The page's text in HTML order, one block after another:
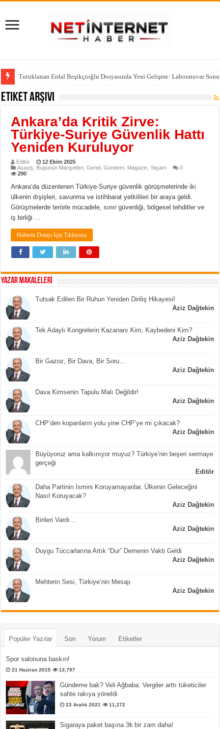
Tutuklanan Erdal Beşikçioğlu Dosyasında Yeni Gelişme: Laboratuvar
Etiket Arşivi
Ankara’da Kritik Zirve:
Türkiye-Suriye Güvenlik Hattı
Yeniden Kuruluyor
Editör
12 Ekim 2025
Asayiş
Bugünün Manşetleri ,Genel ,Gündem Magazin ,Yaşam
0
290
Ankara’da düzenlenen Türkiye-Suriye güvenlik görüşmelerinde iki
ülkenin dışişleri, savunma ve istihbarat yetkilileri bir araya geldi.
Görüşmelerde terörle mücadele, sınır güvenliği, bölgesel tehditler ve
iş birliği …
Haberin Detayı İçin Tıklayınız
YAZAR MAKALELERİ
Tutsak Edilen Bir Ruhun Yeniden Diriliş Hikayesi!
Aziz Dağtekin
Tek Adaylı Kongrelerin Kazananı Kim, Kaybedeni Kim?
Aziz Dağtekin
Bir Gazoz, Bir Dava, Bir Soru…
Aziz Dağtekin
Dava Kimsenin Tapulu Malı Değildir!
Aziz Dağtekin
CHP’den kopanların yolu yine CHP’ye mi çıkacak?
Aziz Dağtekin
Büyüyoruz ama kalkınıyor muyuz? Türkiye’nin beşeri sermaye
gerçeği
Editör
Daha Partinin İsmini Koruyamayanlar, Ülkenin Geleceğini
Nasıl Koruyacak?
Aziz Dağtekin
Birileri Vardı…
Aziz Dağtekin
Duygu Tüccarlarına Artık “Dur” Demenin Vakti Geldi
Aziz Dağtekin
Mehterin Sesi, Türkiye’nin Mesajı
Aziz Dağtekin
Popüler Yazılar Son Yorum Etiketler
Spor salonuna baskın!
21 Haziran 2015 13,797
Gündeme bak? Veli Ağbaba: Vergiler arttı tüketiciler
sahte rakıya yöneldi
23 Aralık 2021 11,272
Sigaraya paket başına 3₺ bir zam daha!